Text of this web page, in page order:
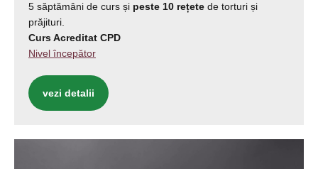
5 săptămâni de curs și peste 10 rețete de torturi și
prăjituri.
Curs Acreditat CPD
Nivel începător
vezi detalii